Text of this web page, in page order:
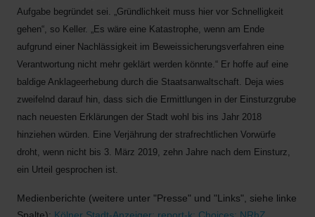
Aufgabe begründet sei. „Gründlichkeit muss hier vor Schnelligkeit
gehen“, so Keller. „Es wäre eine Katastrophe, wenn am Ende
aufgrund einer Nachlässigkeit im Beweissicherungsverfahren eine
Verantwortung nicht mehr geklärt werden könnte.“ Er hoffe auf eine
baldige Anklageerhebung durch die Staatsanwaltschaft. Deja wies
zweifelnd darauf hin, dass sich die Ermittlungen in der Einsturzgrube
nach neuesten Erklärungen der Stadt wohl bis ins Jahr 2018
hinziehen würden. Eine Verjährung der strafrechtlichen Vorwürfe
droht, wenn nicht bis 3. März 2019, zehn Jahre nach dem Einsturz,
ein Urteil gesprochen ist.
Medienberichte (weitere unter "Presse" und "Links", siehe linke
Spalte): Kölner Stadt-Anzeiger; report-k; Choices; NRhZ